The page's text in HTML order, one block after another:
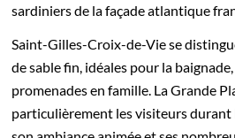
sardiniers de la façade atlantique
Saint-Gilles-Croix-de-Vie se
de sable fin, idéales pour la
promenades en famille. La Grande
particulièrement les visiteurs durant